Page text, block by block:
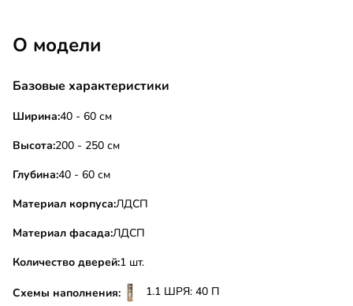
О модели
Базовые характеристики
Ширина:40 - 60 см
Высота:200 - 250 см
Глубина:40 - 60 см
Материал корпуса:ЛДСП
Материал фасада:ЛДСП
Количество дверей:1 шт.
Схемы наполнения: 1.1 ШРЯ: 40 П